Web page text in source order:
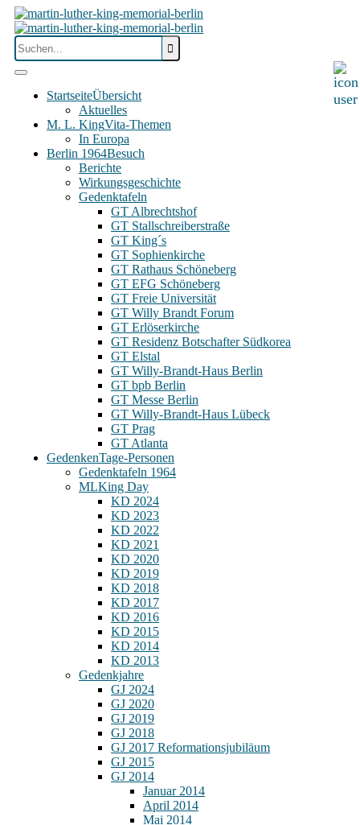
StartseiteÜbersicht
Aktuelles
M. L. KingVita-Themen
In Europa
Berlin 1964Besuch
Berichte
Wirkungsgeschichte
Gedenktafeln
GT Albrechtshof
GT Stallschreiberstraße
GT King´s
GT Sophienkirche
GT Rathaus Schöneberg
GT EFG Schöneberg
GT Freie Universität
GT Willy Brandt Forum
GT Erlöserkirche
GT Residenz Botschafter Südkorea
GT Elstal
GT Willy-Brandt-Haus Berlin
GT bpb Berlin
GT Messe Berlin
GT Willy-Brandt-Haus Lübeck
GT Prag
GT Atlanta
GedenkenTage-Personen
Gedenktafeln 1964
MLKing Day
KD 2024
KD 2023
KD 2022
KD 2021
KD 2020
KD 2019
KD 2018
KD 2017
KD 2016
KD 2015
KD 2014
KD 2013
Gedenkjahre
GJ 2024
GJ 2020
GJ 2019
GJ 2018
GJ 2017 Reformationsjubiläum
GJ 2015
GJ 2014
Januar 2014
April 2014
Mai 2014